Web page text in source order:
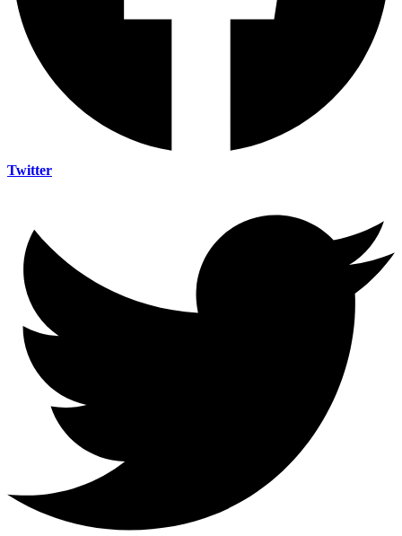
Twitter